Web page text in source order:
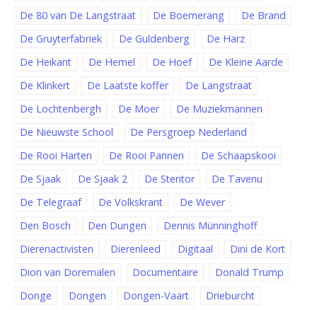
De 80 van De Langstraat
De Boemerang
De Brand
De Gruyterfabriek
De Guldenberg
De Harz
De Heikant
De Hemel De Hoef
De Kleine Aarde
De Klinkert
De Laatste koffer
De Langstraat
De Lochtenbergh
De Moer
De Muziekmannen
De Nieuwste School
De Persgroep Nederland
De Rooi Harten
De Rooi Pannen
De Schaapskooi
De Sjaak
De Sjaak 2 De Stentor
De Tavenu
De Telegraaf
De Volkskrant
De Wever
Den Bosch
Den Dungen
Dennis Münninghoff
Dierenactivisten
Dierenleed Digitaal
Dini de Kort
Dion van Doremalen
Documentaire
Donald Trump
Donge
Dongen Dongen-Vaart
Drieburcht